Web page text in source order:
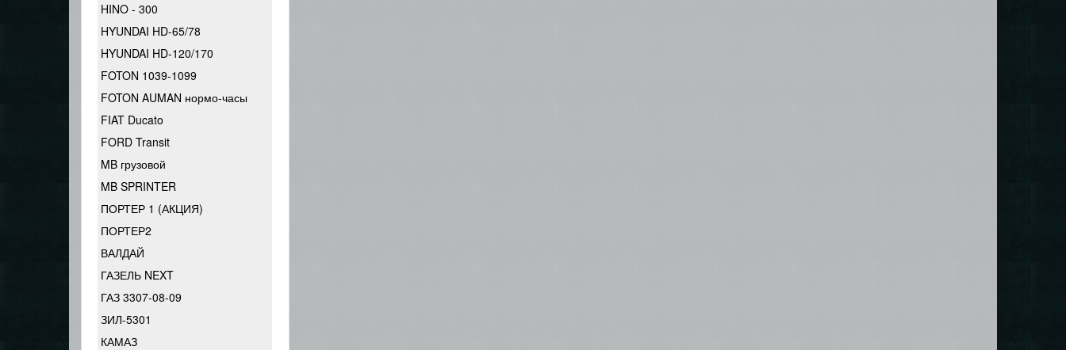
HINO - 300
HYUNDAI HD-65/78
HYUNDAI HD-120/170
FOTON 1039-1099
FOTON AUMAN нормо-часы
FIAT Ducato
FORD Transit
MB грузовой
MB SPRINTER
ПОРТЕР 1 (АКЦИЯ)
ПОРТЕР2
ВАЛДАЙ
ГАЗЕЛЬ NEXT
ГАЗ 3307-08-09
ЗИЛ-5301
КАМАЗ